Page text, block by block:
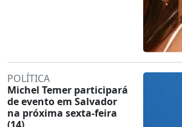
POLÍTICA
Michel Temer participará
de evento em Salvador
na próxima sexta-feira